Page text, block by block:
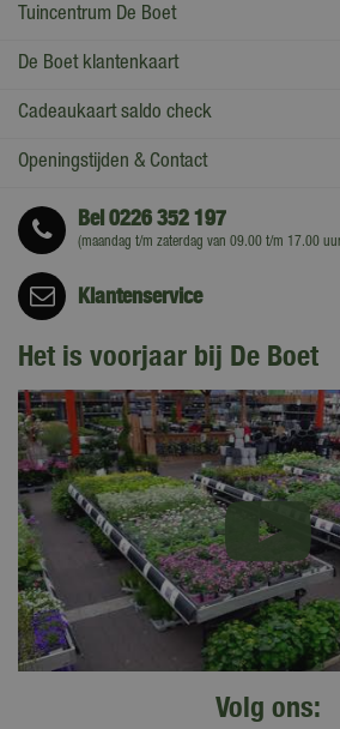
Tuincentrum De Boet
De Boet klantenkaart
Cadeaukaart saldo check
Openingstijden & Contact
Bel0226 352 197
(maandag t/m zaterdag van 09.00 t/m 17.00
Klantenservice
Het is voorjaar bij De Boet
Volg ons: